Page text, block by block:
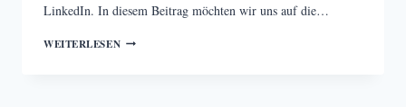
LinkedIn. In diesem Beitrag möchten wir uns auf die…
WEITERLESENSOCIAL